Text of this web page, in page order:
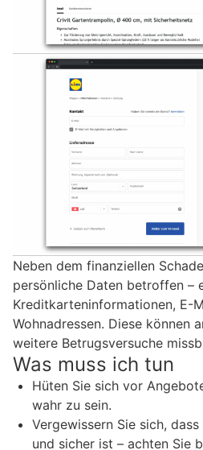
Neben dem finanziellen
persönliche Daten betroffen –
Kreditkarteninformationen, E-
Wohnadressen. Diese können
weitere Betrugsversuche
Was muss ich tun
Hüten Sie sich vor
wahr zu sein.
Vergewissern Sie sich,
und sicher ist – achten Sie